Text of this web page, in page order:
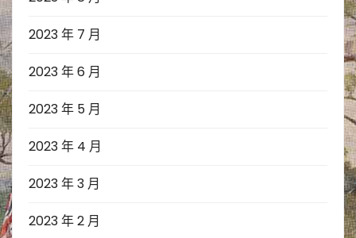
2023 年 7 月
2023 年 6 月
2023 年 5 月
2023 年 4 月
2023 年 3 月
2023 年 2 月